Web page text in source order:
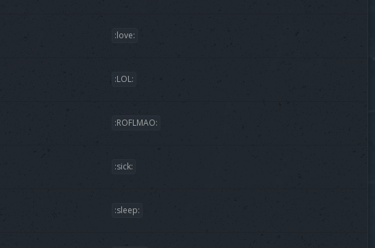
:love:
:LOL:
:ROFLMAO:
:sick:
:sleep: